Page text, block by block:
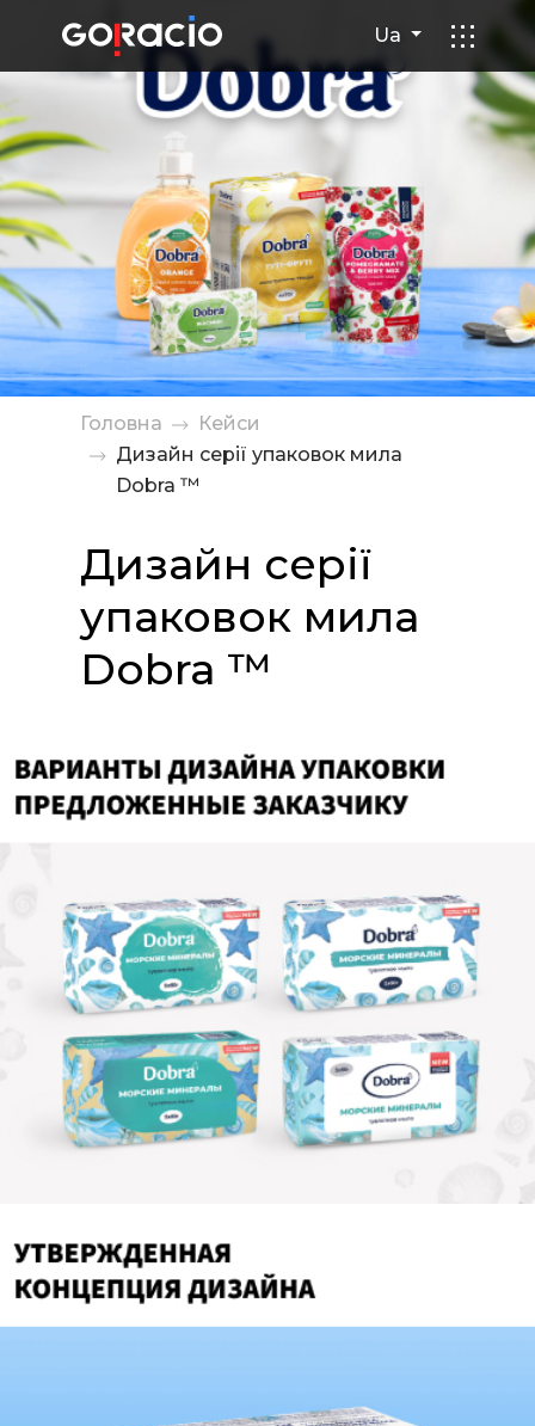
Ua
Дизайн серії упаковок
Головна
Кейси
Дизайн серії упаковок мила
Dobra ™
Дизайн серії
упаковок мила
Dobra ™